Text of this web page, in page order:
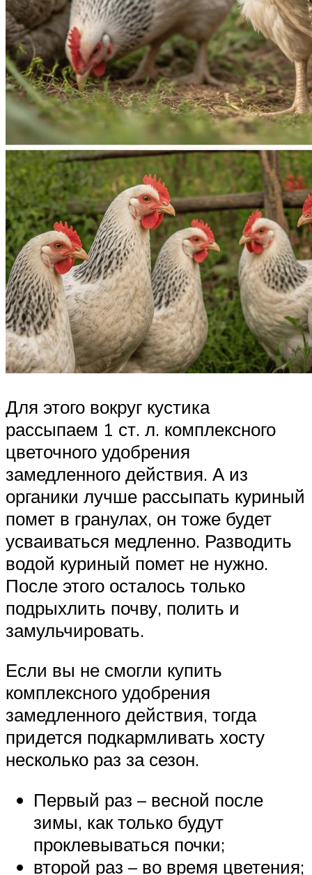
Для этого вокруг кустика
рассыпаем 1 ст. л. комплексного
цветочного удобрения
замедленного действия. А из
органики лучше рассыпать куриный
помет в гранулах, он тоже будет
усваиваться медленно. Разводить
водой куриный помет не нужно.
После этого осталось только
подрыхлить почву, полить и
замульчировать.
Если вы не смогли купить
комплексного удобрения
замедленного действия, тогда
придется подкармливать хосту
несколько раз за сезон.
Первый раз – весной после
зимы, как только будут
проклевываться почки;
второй раз – во время цветения;